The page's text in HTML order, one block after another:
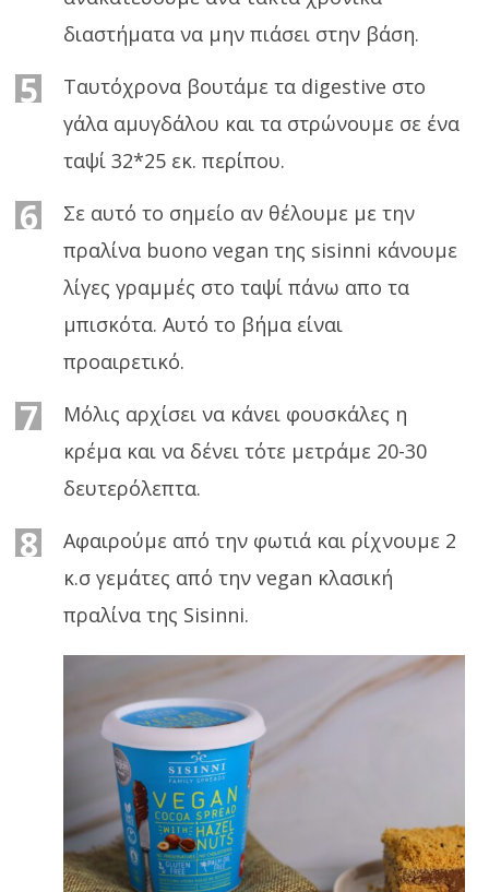
διαστήματα να μην πιάσει στην βάση.
5
Ταυτόχρονα βουτάμε τα digestive στο
γάλα αμυγδάλου και τα στρώνουμε σε ένα
ταψί 32*25 εκ. περίπου.
6
Σε αυτό το σημείο αν θέλουμε με την
πραλίνα buono vegan της sisinni κάνουμε
λίγες γραμμές στο ταψί πάνω απο τα
μπισκότα. Αυτό το βήμα είναι
προαιρετικό.
7
Μόλις αρχίσει να κάνει φουσκάλες η
κρέμα και να δένει τότε μετράμε 20-30
δευτερόλεπτα.
8
Αφαιρούμε από την φωτιά και ρίχνουμε 2
κ.σ γεμάτες από την vegan κλασική
πραλίνα της Sisinni.